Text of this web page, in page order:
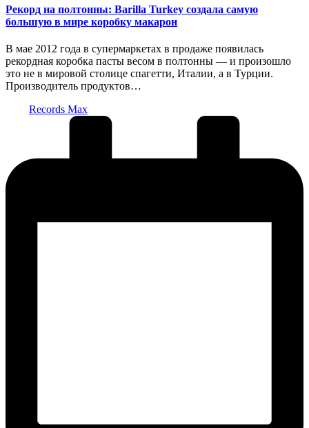
Рекорд на полтонны: Barilla Turkey создала самую
большую в мире коробку макарон
В мае 2012 года в супермаркетах в продаже появилась
рекордная коробка пасты весом в полтонны — и произошло
это не в мировой столице спагетти, Италии, а в Турции.
Производитель продуктов…
Records Max